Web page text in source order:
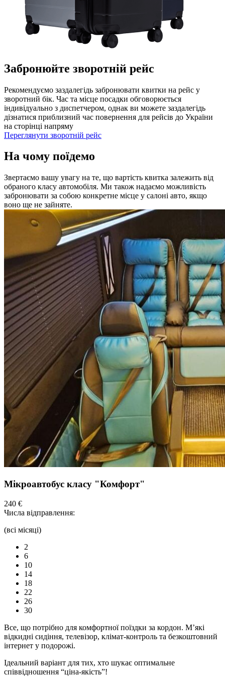
Забронюйте зворотній рейс
Рекомендуємо заздалегідь забронювати квитки на рейс у
зворотний бік. Час та місце посадки обговорюється
індивідуально з диспетчером, однак ви можете заздалегідь
дізнатися приблизний час повернення для рейсів до України
на сторінці напряму
Переглянути зворотній рейс
На чому поїдемо
Звертаємо вашу увагу на те, що вартість квитка залежить від
обраного класу автомобіля. Ми також надаємо можливість
забронювати за собою конкретне місце у салоні авто, якщо
воно ще не зайняте.
Мікроавтобус класу "Комфорт"
240 €
Числа відправлення:
(всі місяці)
2
6
10
14
18
22
26
30
Все, що потрібно для комфортноїпоїздки за кордон. М’які
відкидні сидіння, телевізор, клімат-контроль та безкоштовний
інтернет у подорожі.
Ідеальний варіант для тих, хто шукає оптимальне
співвідношення “ціна-якість”!